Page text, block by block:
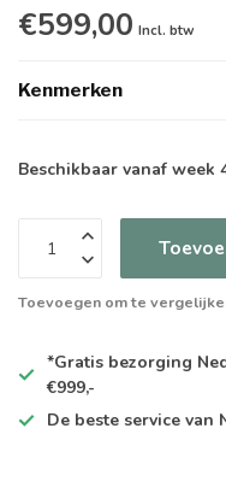
€599,00 Incl. btw
Kenmerken
Beschikbaar vanaf week
Toevoegen om te
*Gratis bezorging
€999,-
De beste service van